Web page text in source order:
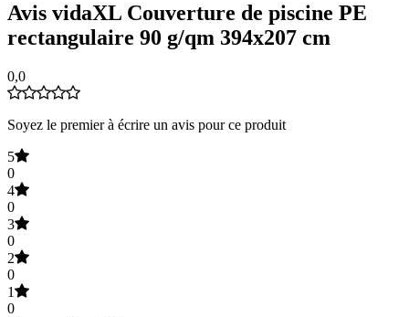
Avis vidaXL Couverture de piscine PE
rectangulaire 90 g/qm 394x207 cm
0,0
Soyez le premier à écrire un avis pour ce produit
5
0
4
0
3
0
2
0
1
0